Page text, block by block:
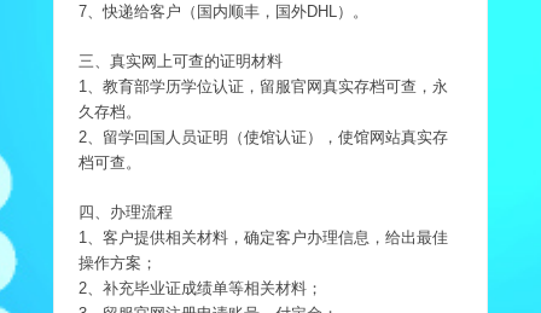
7、快递给客户（国内顺丰，国外DHL）。
三、真实网上可查的证明材料
1、教育部学历学位认证，留服官网真实存档可查，永
久存档。
2、留学回国人员证明（使馆认证），使馆网站真实存
档可查。
四、办理流程
1、客户提供相关材料，确定客户办理信息，给出最佳
操作方案；
2、补充毕业证成绩单等相关材料；